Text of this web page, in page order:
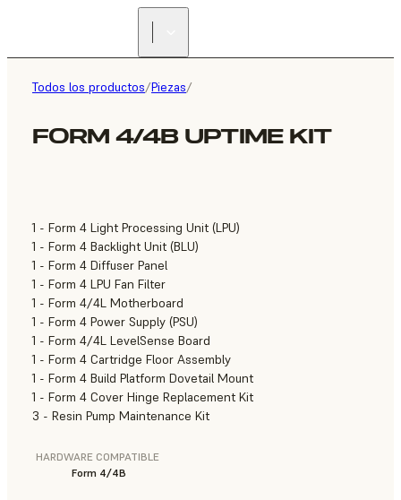
Todos los productos/Piezas/
FORM 4/4B UPTIME KIT
1 - Form 4 Light Processing Unit (LPU)
1 - Form 4 Backlight Unit (BLU)
1 - Form 4 Diffuser Panel
1 - Form 4 LPU Fan Filter
1 - Form 4/4L Motherboard
1 - Form 4 Power Supply (PSU)
1 - Form 4/4L LevelSense Board
1 - Form 4 Cartridge Floor Assembly
1 - Form 4 Build Platform Dovetail Mount
1 - Form 4 Cover Hinge Replacement Kit
3 - Resin Pump Maintenance Kit
HARDWARE COMPATIBLE
Form 4/4B